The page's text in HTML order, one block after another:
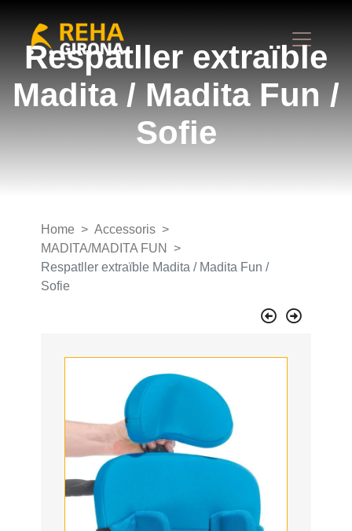
Respatller extraïble
Madita / Madita Fun /
Sofie
Home
Accessoris
MADITA/MADITA FUN
Respatller extraïble Madita / Madita Fun /
Sofie